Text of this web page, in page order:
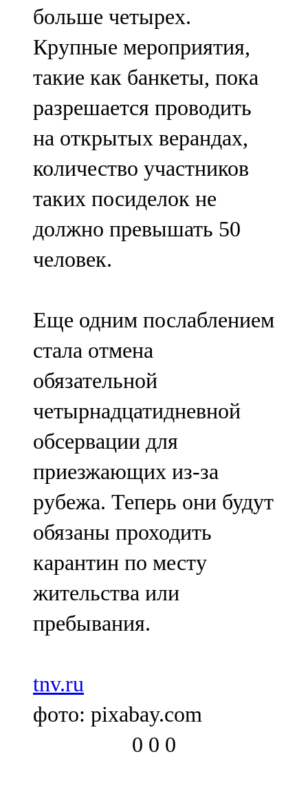
больше четырех.
Крупные мероприятия,
такие как банкеты, пока
разрешается проводить
на открытых верандах,
количество участников
таких посиделок не
должно превышать 50
человек.
Еще одним послаблением
стала отмена
обязательной
четырнадцатидневной
обсервации для
приезжающих из-за
рубежа. Теперь они будут
обязаны проходить
карантин по месту
жительства или
пребывания.
tnv.ru
фото: pixabay.com
0 0 0